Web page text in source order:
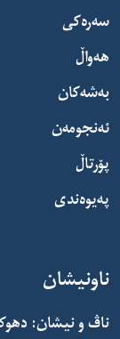
سەرەکی
هەواڵ
بەشەکان
ئەنجومەن
پۆرتاڵ
پەیوەندی
ناونیشان
ناڤ و نیشان: